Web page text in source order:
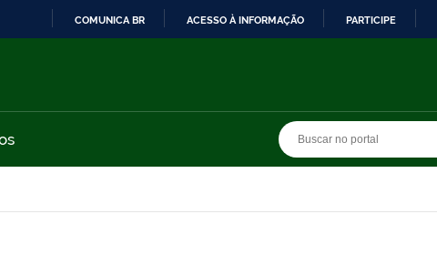
COMUNICA BR ACESSO À INFORMAÇÃO PARTICIPE